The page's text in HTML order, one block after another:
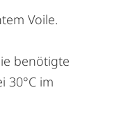
Voile.
benötigte
30°C im